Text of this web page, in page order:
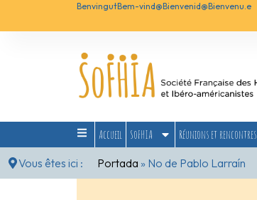
BenvingutBem-vind@Bienvenid@Bienvenu.e
Accueil SoFHIA Réunions et rencontres
Vous êtes ici :
Portada » No de Pablo Larraín